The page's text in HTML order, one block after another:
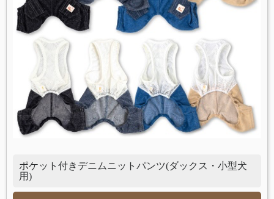
ポケット付きデニムニットパンツ(ダックス・小型犬
用)